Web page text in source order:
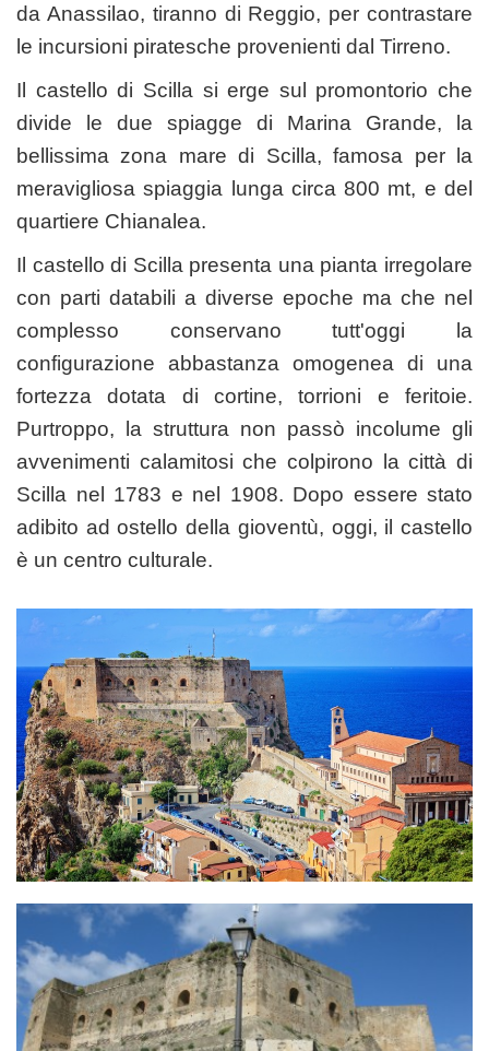
da Anassilao, tiranno di Reggio, per contrastare
le incursioni piratesche provenienti dal Tirreno.
Il castello di Scilla si erge sul promontorio che
divide le due spiagge di Marina Grande, la
bellissima zona mare di Scilla, famosa per la
meravigliosa spiaggia lunga circa 800 mt, e del
quartiere Chianalea.
Il castello di Scilla presenta una pianta irregolare
con parti databili a diverse epoche ma che nel
complesso conservano tutt'oggi la
configurazione abbastanza omogenea di una
fortezza dotata di cortine, torrioni e feritoie.
Purtroppo, la struttura non passò incolume gli
avvenimenti calamitosi che colpirono la città di
Scilla nel 1783 e nel 1908. Dopo essere stato
adibito ad ostello della gioventù, oggi, il castello
è un centro culturale.